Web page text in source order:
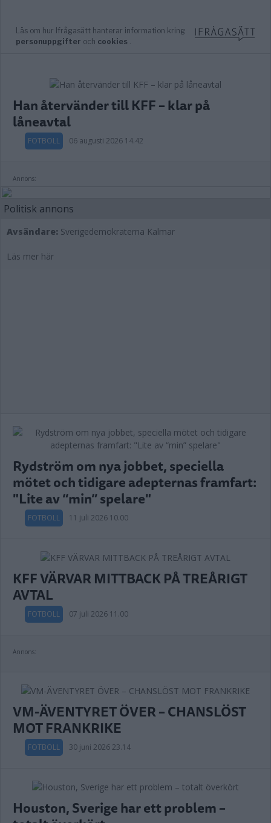
Han återvänder till KFF – klar på
låneavtal
FOTBOLL 06 augusti 2026 14.42
Annons:
Politisk annons
Avsändare: Sverigedemokraterna Kalmar
Läs mer här
Rydström om nya jobbet, speciella
mötet och tidigare adepternas framfart:
"Lite av “min” spelare"
FOTBOLL 11 juli 2026 10.00
KFF VÄRVAR MITTBACK PÅ TREÅRIGT
AVTAL
FOTBOLL 07 juli 2026 11.00
Annons:
VM-ÄVENTYRET ÖVER – CHANSLÖST
MOT FRANKRIKE
FOTBOLL 30 juni 2026 23.14
Houston, Sverige har ett problem –